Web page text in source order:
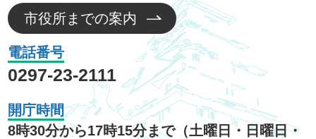
市役所までの案内
電話番号
0297-23-2111
開庁時間
8時30分から17時15分まで（土曜日・日曜日・